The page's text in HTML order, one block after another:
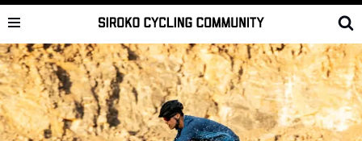
Saltar
al
contenido